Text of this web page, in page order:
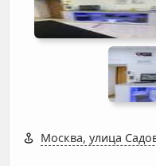
Москва, улица